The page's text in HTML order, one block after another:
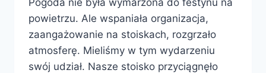
powietrzu. Ale wspaniała organizacja,
zaangażowanie na stoiskach, rozgrzało
atmosferę. Mieliśmy w tym wydarzeniu
swój udział. Nasze stoisko przyciągnęło